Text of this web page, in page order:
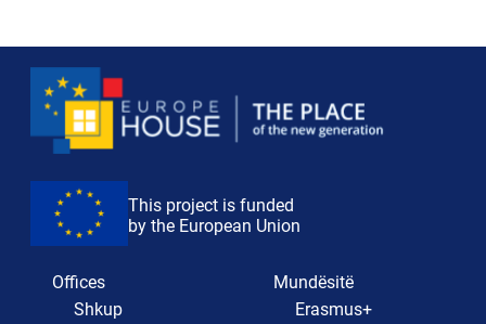
This project is funded
by the European Union
Offices
Shkup
Mundësitë
Erasmus+